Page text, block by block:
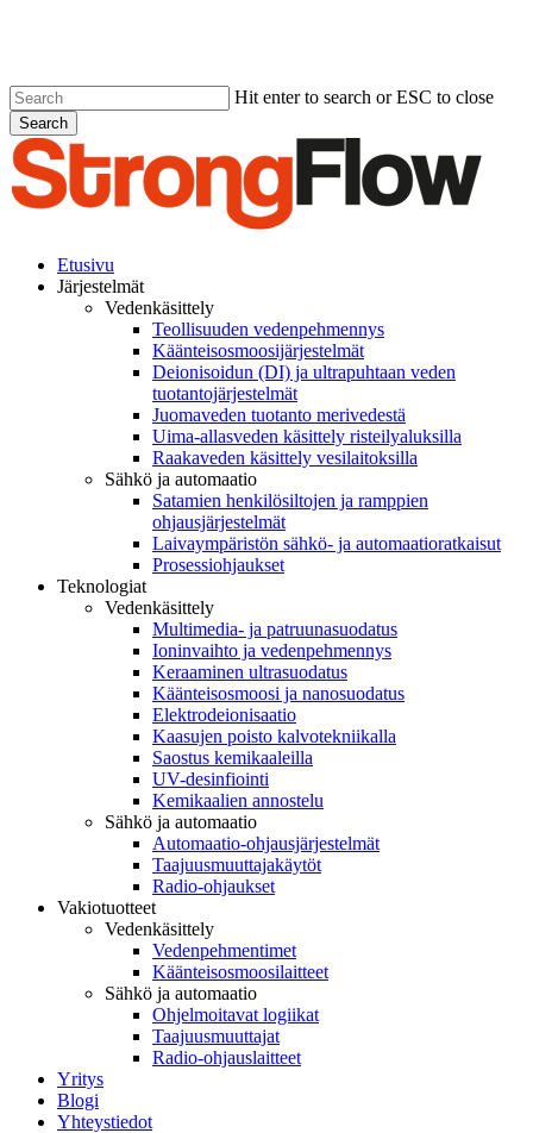
content
Hit enter to search or ESC to close
Search
Close
Search
Menu
Etusivu
Järjestelmät
Vedenkäsittely
Teollisuuden vedenpehmennys
Käänteisosmoosijärjestelmät
Deionisoidun (DI) ja ultrapuhtaan veden
tuotantojärjestelmät
Juomaveden tuotanto merivedestä
Uima-allasveden käsittely risteilyaluksilla
Raakaveden käsittely vesilaitoksilla
Sähkö ja automaatio
Satamien henkilösiltojen ja ramppien
ohjausjärjestelmät
Laivaympäristön sähkö- ja automaatioratkaisut
Prosessiohjaukset
Teknologiat
Vedenkäsittely
Multimedia- ja patruunasuodatus
Ioninvaihto ja vedenpehmennys
Keraaminen ultrasuodatus
Käänteisosmoosi ja nanosuodatus
Elektrodeionisaatio
Kaasujen poisto kalvotekniikalla
Saostus kemikaaleilla
UV-desinfiointi
Kemikaalien annostelu
Sähkö ja automaatio
Automaatio-ohjausjärjestelmät
Taajuusmuuttajakäytöt
Radio-ohjaukset
Vakiotuotteet
Vedenkäsittely
Vedenpehmentimet
Käänteisosmoosilaitteet
Sähkö ja automaatio
Ohjelmoitavat logiikat
Taajuusmuuttajat
Radio-ohjauslaitteet
Yritys
Blogi
Yhteystiedot